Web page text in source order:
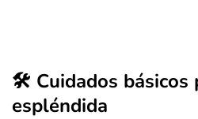
🛠️ Cuidados básicos
espléndida